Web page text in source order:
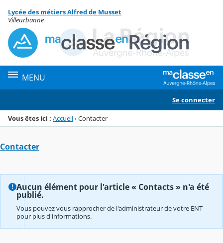
Menu de la rubrique
Contenu
Lycée des métiers Alfred de Musset
Villeurbanne
MENU
Se connecter
Vous êtes ici : Accueil›Contacter
Contacter
Aucun élément pour l'article « Contacts » n'a été
publié.
Vous pouvez vous rapprocher de l'administrateur de votre ENT
pour plus d'informations.